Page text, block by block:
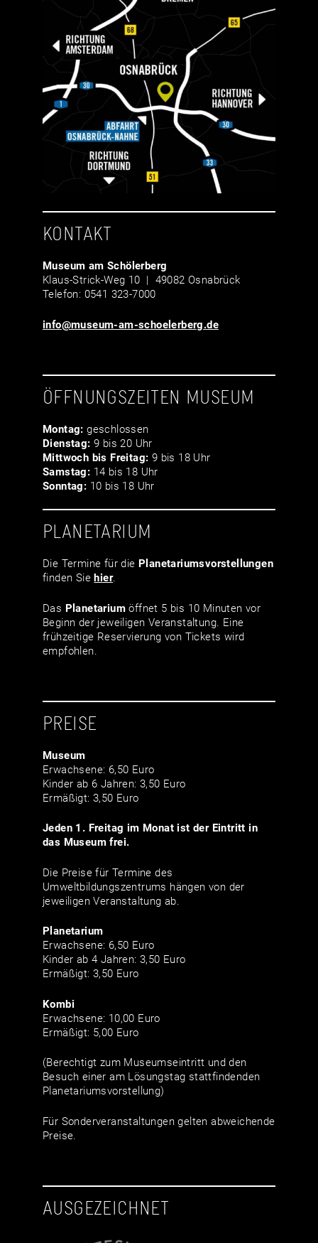
KONTAKT
Museum am Schölerberg
Klaus-Strick-Weg 10 | 49082 Osnabrück
Telefon: 0541 323-7000
info@museum-am-schoelerberg.de
ÖFFNUNGSZEITEN MUSEUM
Montag: geschlossen
Dienstag: 9 bis 20 Uhr
Mittwoch bis Freitag: 9 bis 18 Uhr
Samstag: 14 bis 18 Uhr
Sonntag: 10 bis 18 Uhr
PLANETARIUM
Die Termine für die Planetariumsvor­stellungen
finden Siehier.
Das Planetarium öffnet 5 bis 10 Minuten vor
Beginn der jeweiligen Veranstaltung. Eine
frühzeitige Reservierung von Tickets wird
empfohlen.
PREISE
Museum
Erwachsene: 6,50 Euro
Kinder ab 6 Jahren: 3,50 Euro
Ermäßigt: 3,50 Euro
Jeden 1. Freitag im Monat ist der Eintritt in
das Museum frei.
Die Preise für Termine des
Umweltbildungszentrums hängen von der
jeweiligen Veranstaltung ab.
Planetarium
Erwachsene: 6,50 Euro
Kinder ab 4 Jahren: 3,50 Euro
Ermäßigt: 3,50 Euro
Kombi
Erwachsene: 10,00 Euro
Ermäßigt: 5,00 Euro
(Berechtigt zum Museumseintritt und den
Besuch einer am Lösungstag stattfindenden
Planetariumsvorstellung)
Für Sonderveranstaltungen gelten abweichende
Preise.
AUSGEZEICHNET